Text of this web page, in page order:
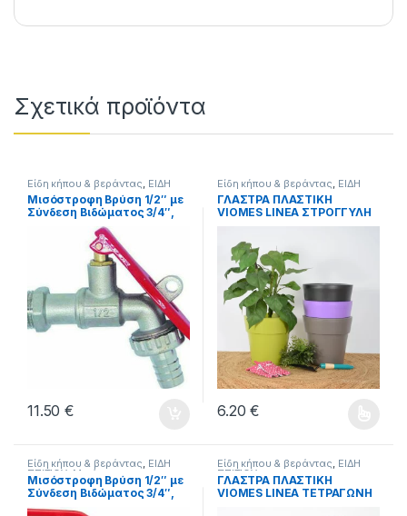
Σχετικά προϊόντα
Είδη κήπου & βεράντας ΕΙΔΗ
ΣΠΙΤΙΟΥ Μισόστροφοι
διακόπτες νερού & βρύσες
ΥΔΡΑΥΛΙΚΑ
Μισόστροφη Βρύση 1/2″ με
Σύνδεση Βιδώματος 3/4″,
για Λάστιχο 1/2″ για
11.50€
Είδη κήπου & βεράντας ΕΙΔΗ
ΣΠΙΤΙΟΥ
ΓΛΑΣΤΡΑ ΠΛΑΣΤΙΚΗ
VIOMES LINEA ΣΤΡΟΓΓΥΛΗ
ν.872 30cm ΕΠΙ 28,5cm.
6.20€
Είδη κήπου & βεράντας, ΕΙΔΗ
ΣΠΙΤΙΟΥ Μισόστροφοι
διακόπτες νερού & βρύσες
ΥΔΡΑΥΛΙΚΑ
Μισόστροφη Βρύση 1/2″ με
Σύνδεση Βιδώματος 3/4″,
για Λάστιχο 1/2″
Είδη κήπου & βεράντας, ΕΙΔΗ
ΣΠΙΤΙΟΥ
ΓΛΑΣΤΡΑ ΠΛΑΣΤΙΚΗ
VIOMES LINEA ΤΕΤΡΑΓΩΝΗ